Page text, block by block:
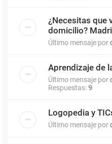
¿Necesitas que
domicilio?
Último mensaje por
Aprendizaje de
Último mensaje por
Respuestas:9
Logopedia y
Último mensaje por